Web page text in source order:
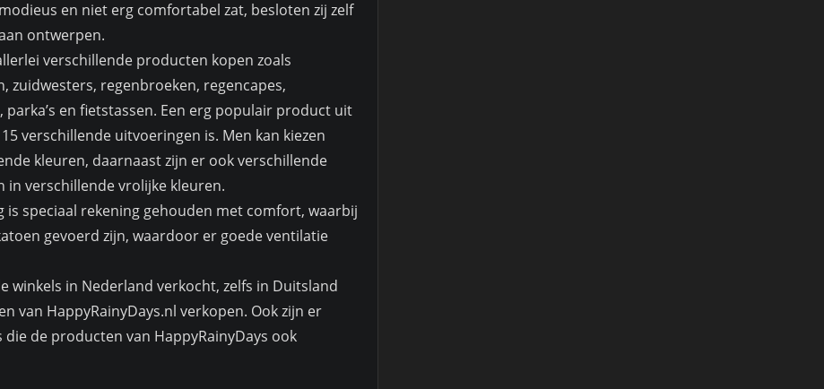
en niet erg comfortabel zat, besloten zij zelf
ontwerpen.
verschillende producten kopen zoals
zuidwesters, regenbroeken, regencapes,
en fietstassen. Een erg populair product uit
verschillende uitvoeringen is. Men kan kiezen
kleuren, daarnaast zijn er ook verschillende
verschillende vrolijke kleuren.
speciaal rekening gehouden met comfort, waarbij
gevoerd zijn, waardoor er goede ventilatie
winkels in Nederland verkocht, zelfs in Duitsland
van HappyRainyDays.nl verkopen. Ook zijn er
de producten van HappyRainyDays ook